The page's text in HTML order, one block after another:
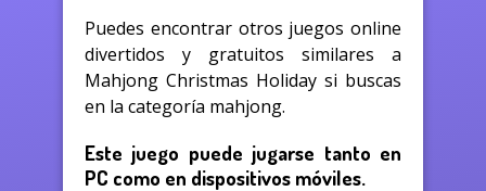
Puedes encontrar otros juegos online
divertidos y gratuitos similares a
Mahjong Christmas Holiday si buscas
en la categoría mahjong.
Este juego puede jugarse tanto en
PC como en dispositivos móviles.